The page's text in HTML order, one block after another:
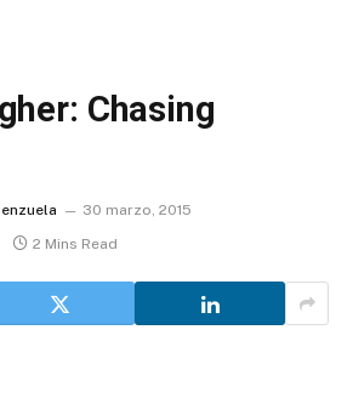
Chasing
30 marzo, 2015
2 Mins Read